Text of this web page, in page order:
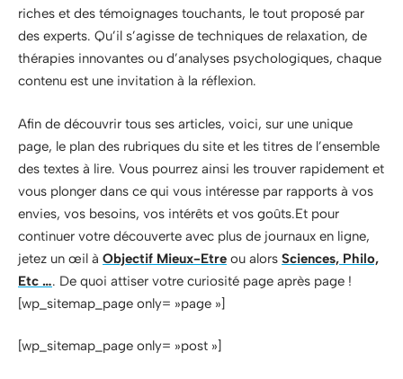
riches et des témoignages touchants, le tout proposé par
des experts. Qu’il s’agisse de techniques de relaxation, de
thérapies innovantes ou d’analyses psychologiques, chaque
contenu est une invitation à la réflexion.
Afin de découvrir tous ses articles, voici, sur une unique
page, le plan des rubriques du site et les titres de l’ensemble
des textes à lire. Vous pourrez ainsi les trouver rapidement et
vous plonger dans ce qui vous intéresse par rapports à vos
envies, vos besoins, vos intérêts et vos goûts.Et pour
continuer votre découverte avec plus de journaux en ligne,
jetez un œil à Objectif Mieux-Etre ou alors Sciences, Philo,
Etc …. De quoi attiser votre curiosité page après page !
[wp_sitemap_page only= »page »]
[wp_sitemap_page only= »post »]